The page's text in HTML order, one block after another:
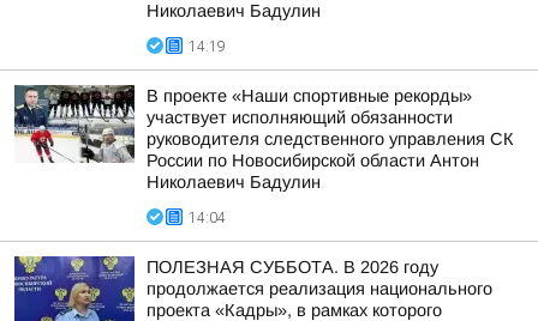
Николаевич Бадулин
14:19
В проекте «Наши спортивные рекорды»
участвует исполняющий обязанности
руководителя следственного управления СК
России по Новосибирской области Антон
Николаевич Бадулин
14:04
ПОЛЕЗНАЯ СУББОТА. В 2026 году
продолжается реализация национального
проекта «Кадры», в рамках которого